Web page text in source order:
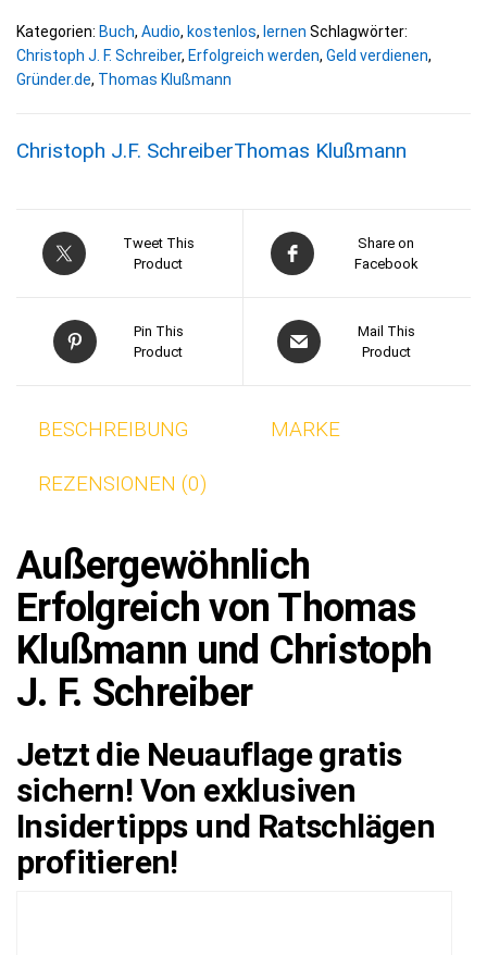
Kategorien: Buch, Audio, kostenlos, lernen Schlagwörter:
Christoph J. F. Schreiber, Erfolgreich werden, Geld verdienen,
Gründer.de, Thomas Klußmann
Christoph J.F. SchreiberThomas Klußmann
Tweet This
Product
Share on
Facebook
Pin This
Product
Mail This
Product
BESCHREIBUNG MARKE
REZENSIONEN (0)
Außergewöhnlich
Erfolgreich von Thomas
Klußmann und Christoph
J. F. Schreiber
Jetzt die Neuauflage gratis
sichern! Von exklusiven
Insidertipps und Ratschlägen
profitieren!